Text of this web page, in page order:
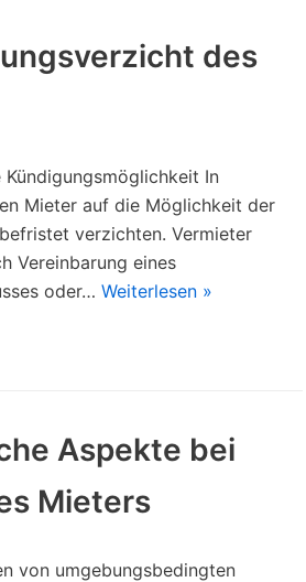
des
In
Mieter auf die Möglichkeit der
verzichten. Vermieter
Vereinbarung eines
oder… Weiterlesen »
Aspekte bei
Mieters
von umgebungsbedingten